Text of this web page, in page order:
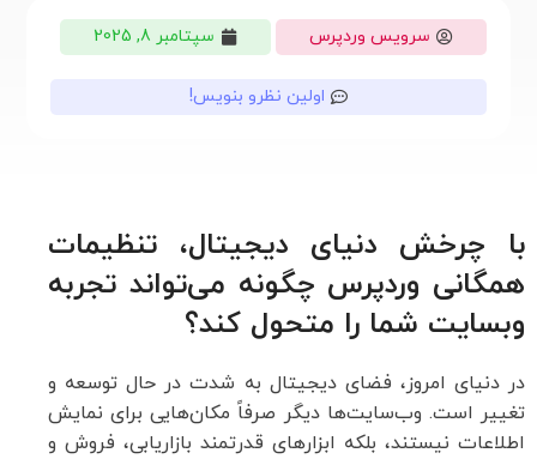
سرویس وردپرس سپتامبر 8, 2025
اولین نظرو بنویس!
با چرخش دنیای دیجیتال، تنظیمات
همگانی وردپرس چگونه می‌تواند تجربه
وبسایت شما را متحول کند؟
در دنیای امروز، فضای دیجیتال به شدت در حال توسعه و
تغییر است. وب‌سایت‌ها دیگر صرفاً مکان‌هایی برای نمایش
اطلاعات نیستند، بلکه ابزارهای قدرتمند بازاریابی، فروش و